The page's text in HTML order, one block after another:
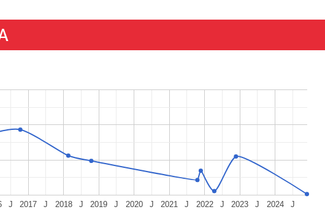
2017 2018 2019 2020 2021 2022 2023 2024
J J J J J J J J J